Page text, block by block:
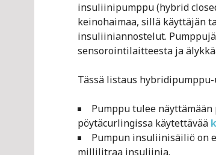
insuliinipumppu (hybrid
keinohaimaa, sillä käyttäjän
insuliiniannostelut.
sensorointilaitteesta ja
Tässä listaus
Pumppu tulee
pöytäcurlingissa käytettävää
Pumpun insuliinisäiliö on
millilitraa insuliinia.